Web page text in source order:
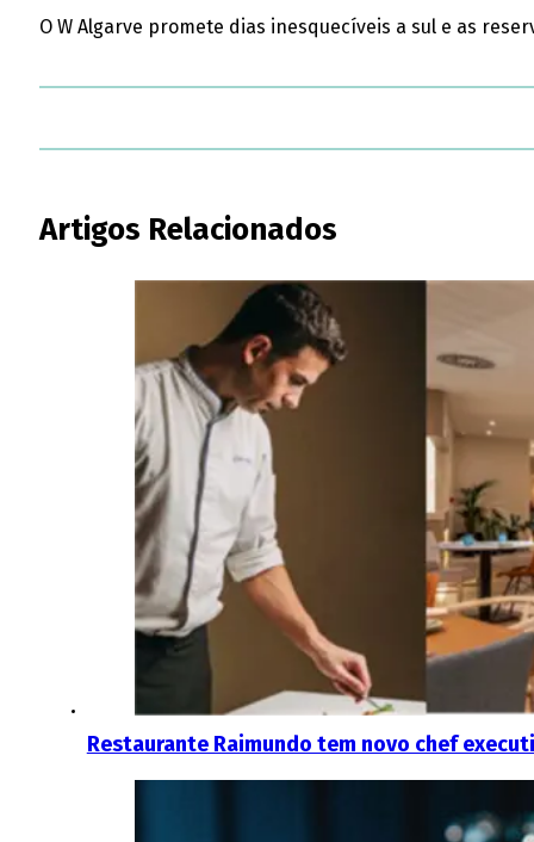
O W Algarve promete dias inesquecíveis a sul e as
Artigos Relacionados
Restaurante Raimundo tem novo chef